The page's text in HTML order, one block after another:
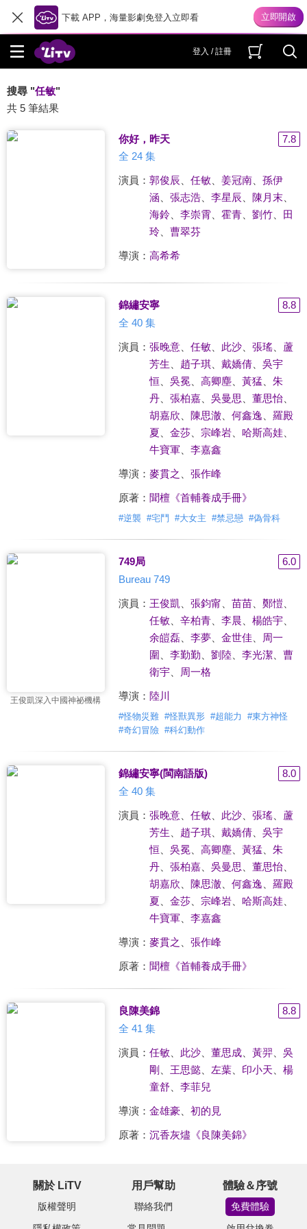
下載 APP，海量影劇免登入立即看
登入 / 註冊
搜尋 "任敏"
共 5 筆結果
你好，昨天
7.8
全 24 集
演員： 郭俊辰 任敏、 姜冠南、 孫伊
涵
張志浩、 李星辰 陳月末
海鈴
李崇霄、 霍青、 劉竹、 田
玲、 曹翠芬
導演： 高希希
錦繡安寧
8.8
全 40 集
演員： 張晚意、 任敏、 此沙、 張瑤、 蘆
芳生
趙子琪、 戴嬌倩、 吳宇
恒
吳冕 高卿塵、 黃猛、 朱
丹、 張柏嘉、 吳曼思 董思怡、
胡嘉欣
陳思澈、 何鑫逸
羅殿
夏
金莎、 宗峰岩、 哈斯高娃、
牛寶軍、 李嘉鑫
導演： 麥貫之 張作峰
原著： 聞檀《首輔養成手冊》
#逆襲 #宅鬥 #大女主 #禁忌戀 #偽骨科
王俊凱深入中國神祕機構
749局
6.0
Bureau 749
演員： 王俊凱 張鈞甯 苗苗、 鄭愷、
任敏、 辛柏青、 李晨 楊皓宇、
余皚磊、 李夢、 金世佳
周一
圍
李勤勤 劉陸、 李光潔、 曹
衛宇、 周一格
導演： 陸川
#怪物災難 #怪獸異形 #超能力 #東方神怪
#奇幻冒險 #科幻動作
錦繡安寧(閩南語版)
8.0
全 40 集
演員： 張晚意、 任敏、 此沙、 張瑤、 蘆
芳生
趙子琪、 戴嬌倩、 吳宇
恒
吳冕 高卿塵、 黃猛、 朱
丹、 張柏嘉、 吳曼思 董思怡、
胡嘉欣
陳思澈、 何鑫逸
羅殿
夏
金莎、 宗峰岩、 哈斯高娃、
牛寶軍、 李嘉鑫
導演： 麥貫之 張作峰
原著： 聞檀《首輔養成手冊》
良陳美錦
8.8
全 41 集
演員： 任敏、 此沙、 董思成、 黃羿、 吳
剛
王思懿、 左葉、 印小天
楊
童舒
李菲兒
導演： 金雄豪 初的見
原著： 沉香灰燼《良陳美錦》
關於 LiTV
版權聲明
用戶幫助
聯絡我們
體驗＆序號
免費體驗